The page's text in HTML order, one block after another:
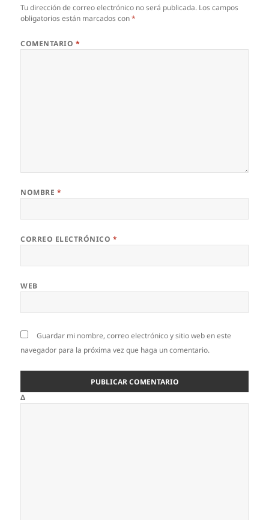
Tu dirección de correo electrónico no será publicada. Los campos
obligatorios están marcados con*
COMENTARIO *
NOMBRE *
CORREO ELECTRÓNICO *
WEB
Guardar mi nombre, correo electrónico y sitio web en este
navegador para la próxima vez que haga un comentario.
Δ